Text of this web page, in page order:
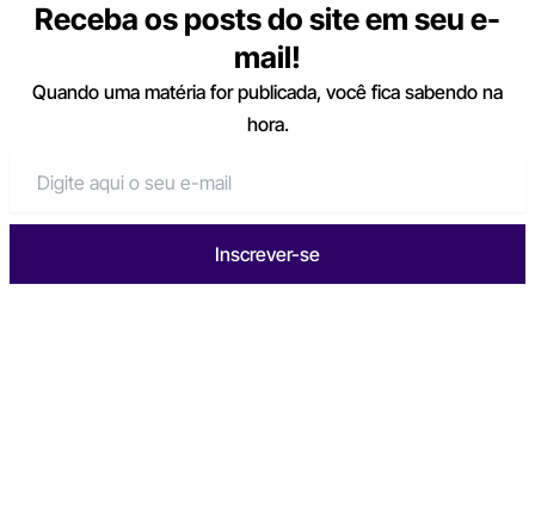
Receba os posts do site em seu e-
mail!
Quando uma matéria for publicada, você fica sabendo na
hora.
Inscrever-se